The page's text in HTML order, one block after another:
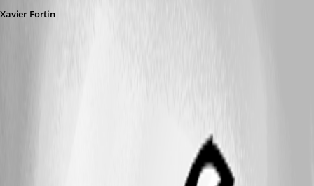
Xavier Fortin